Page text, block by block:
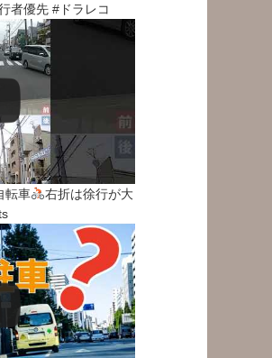
者優先 #ドラレコ
転車
右折は徐行が大